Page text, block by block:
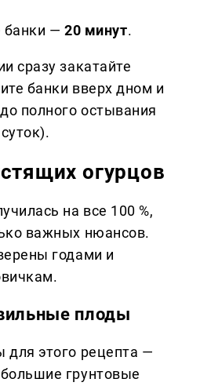
банки —20 минут.
сразу закатайте
банки вверх дном и
полного остывания
огурцов
на все 100 %,
важных нюансов.
годами и
плоды
этого рецепта —
грунтовые